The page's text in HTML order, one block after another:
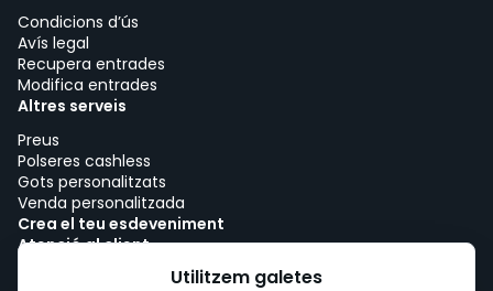
Condicions d’ús
Avís legal
Recupera entrades
Modifica entrades
Altres serveis
Preus
Polseres cashless
Gots personalitzats
Venda personalitzada
Crea el teu esdeveniment
Atenció al client
Treballa amb woutick!Utilitzem galetes